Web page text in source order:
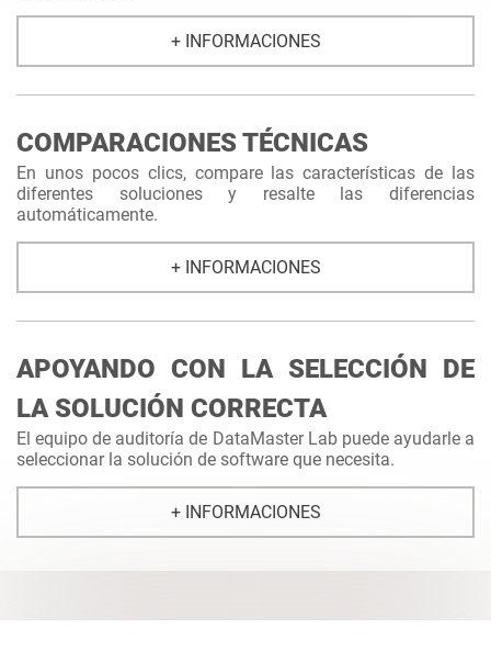
+ INFORMACIONES
COMPARACIONES TÉCNICAS
En unos pocos clics, compare las características de las
diferentes soluciones y resalte las diferencias
automáticamente.
+ INFORMACIONES
APOYANDO CON LA SELECCIÓN DE
LA SOLUCIÓN CORRECTA
El equipo de auditoría de DataMaster Lab puede ayudarle a
seleccionar la solución de software que necesita.
+ INFORMACIONES